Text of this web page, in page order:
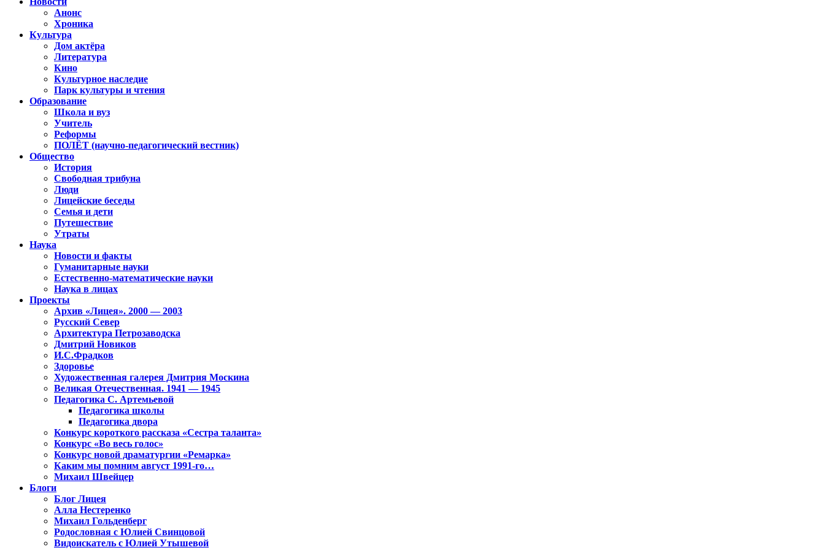
Анонс
Хроника
Культура
Дом актёра
Литература
Кино
Культурное наследие
Парк культуры и чтения
Образование
Школа и вуз
Учитель
Реформы
ПОЛЁТ (научно-педагогический вестник)
Общество
История
Свободная трибуна
Люди
Лицейские беседы
Семья и дети
Путешествие
Утраты
Наука
Новости и факты
Гуманитарные науки
Естественно-математические науки
Наука в лицах
Проекты
Архив «Лицея». 2000 — 2003
Русский Север
Архитектура Петрозаводска
Дмитрий Новиков
И.С.Фрадков
Здоровье
Художественная галерея Дмитрия Москина
Великая Отечественная. 1941 — 1945
Педагогика С. Артемьевой
Педагогика школы
Педагогика двора
Конкурс короткого рассказа «Сестра таланта»
Конкурс «Во весь голос»
Конкурс новой драматургии «Ремарка»
Каким мы помним август 1991-го…
Михаил Швейцер
Блоги
Блог Лицея
Алла Нестеренко
Михаил Гольденберг
Родословная с Юлией Свинцовой
Видоискатель с Юлией Утышевой